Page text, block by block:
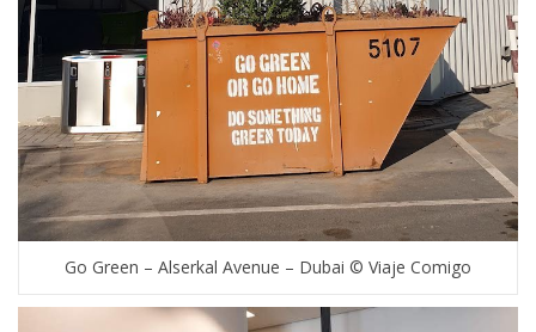
Go Green – Alserkal Avenue – Dubai © Viaje Comigo